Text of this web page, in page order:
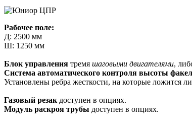
Рабочее поле:
Д: 2500 мм
Ш: 1250 мм
Блок управления тремя шаговыми двигателями,
Система автоматического контроля высоты
Установлены ребра жесткости, на которые ложится
Газовый резак доступен в опциях.
Модуль раскроя трубы доступен в опциях.